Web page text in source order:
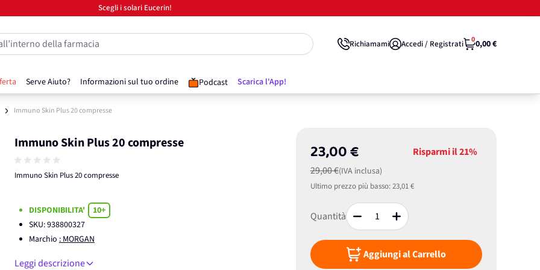
Scegli i solari Eucerin!
Serve Aiuto? Informazioni sul tuo ordine Podcast Scarica l'App!
della farmacia Richiamami Accedi / Registrati 00,00 €
Immuno Skin Plus 20 compresse
Immuno Skin Plus 20 compresse
Immuno Skin Plus 20 compresse
23,00 €
29,00 €(IVA inclusa)
Risparmi il21%
Ultimo prezzo più basso:23,01 €
Quantità
Aggiungi al Carrello
DISPONIBILITA'
10+
SKU:938800327
Marchio : MORGAN
Leggi descrizione